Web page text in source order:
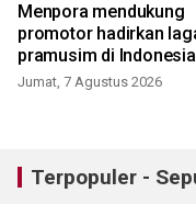
Menpora mendukung
promotor hadirkan
pramusim di Indonesia
Jumat, 7 Agustus 2026
Terpopuler -